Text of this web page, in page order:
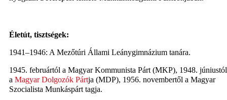
Életút, tisztségek:
1941–1946: A Mezőtúri Állami Leánygimnázium tanára.
1945. februártól a Magyar Kommunista Párt (MKP), 1948. júniustól
a Magyar Dolgozók Pártja (MDP), 1956. novembertől a Magyar
Szocialista Munkáspárt tagja.